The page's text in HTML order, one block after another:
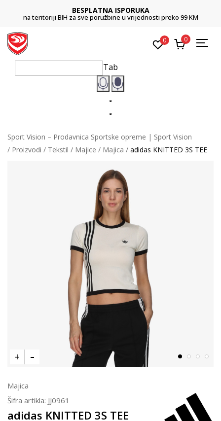
BESPLATNA ISPORUKA
na teritoriji BIH za sve poružbine u vrijednosti preko 99 KM
0 0
Tab
Sport Vision – Prodavnica Sportske opreme | Sport Vision
Proizvodi
Tekstil Majice Majica adidas KNITTED 3S TEE
Majica
Šifra artikla: JJ0961
adidas KNITTED 3S TEE